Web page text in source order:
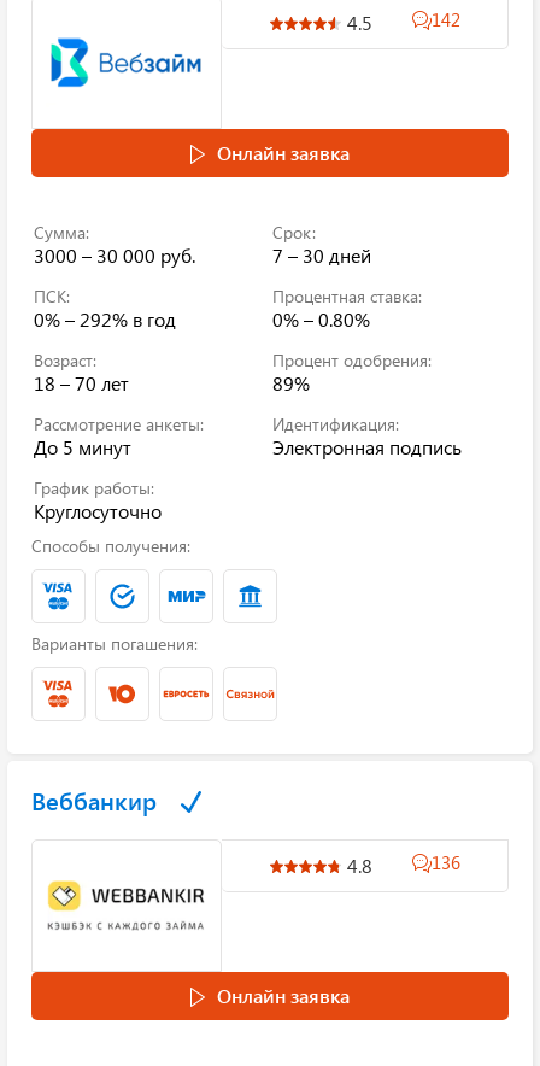
4.5 142
Онлайн заявка
Сумма:
3000 – 30 000 руб.
Срок:
7 – 30 дней
ПСК:
0% – 292% в год
Процентная ставка:
0% – 0.80%
Возраст:
18 – 70 лет
Процент одобрения:
89%
Рассмотрение анкеты:
До 5 минут
Идентификация:
Электронная подпись
График работы:
Круглосуточно
Способы получения:
Варианты погашения:
Веббанкир
4.8 136
Онлайн заявка